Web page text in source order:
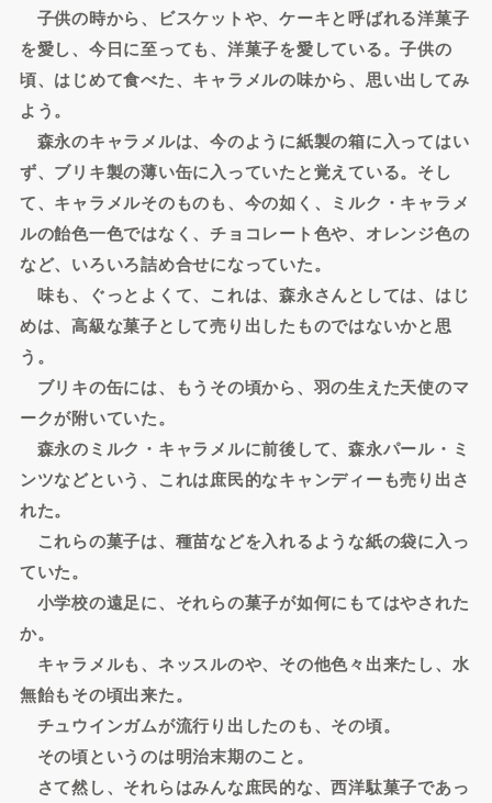
子供の時から、ビスケットや、ケーキと呼ばれる洋菓子
を愛し、今日に至っても、洋菓子を愛している。子供の
頃、はじめて食べた、キャラメルの味から、思い出してみ
よう。
森永のキャラメルは、今のように紙製の箱に入ってはい
ず、ブリキ製の薄い缶に入っていたと覚えている。そし
て、キャラメルそのものも、今の如く、ミルク・キャラメ
ルの飴色一色ではなく、チョコレート色や、オレンジ色の
など、いろいろ詰め合せになっていた。
味も、ぐっとよくて、これは、森永さんとしては、はじ
めは、高級な菓子として売り出したものではないかと思
う。
ブリキの缶には、もうその頃から、羽の生えた天使のマ
ークが附いていた。
森永のミルク・キャラメルに前後して、森永パール・ミ
ンツなどという、これは庶民的なキャンディーも売り出さ
れた。
これらの菓子は、種苗などを入れるような紙の袋に入っ
ていた。
小学校の遠足に、それらの菓子が如何にもてはやされた
か。
キャラメルも、ネッスルのや、その他色々出来たし、水
無飴もその頃出来た。
チュウインガムが流行り出したのも、その頃。
その頃というのは明治末期のこと。
さて然し、それらはみんな庶民的な、西洋駄菓子であっ